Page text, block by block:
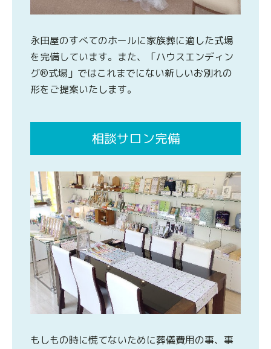
永田屋のすべてのホールに家族葬に適した式場
を完備しています。また、「ハウスエンディン
グ®式場」ではこれまでにない新しいお別れの
形をご提案いたします。
相談サロン完備
もしもの時に慌てないために葬儀費用の事、事